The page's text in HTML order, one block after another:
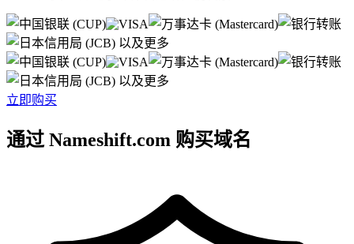
以及更多
以及更多
立即购买
通过 Nameshift.com 购买域名